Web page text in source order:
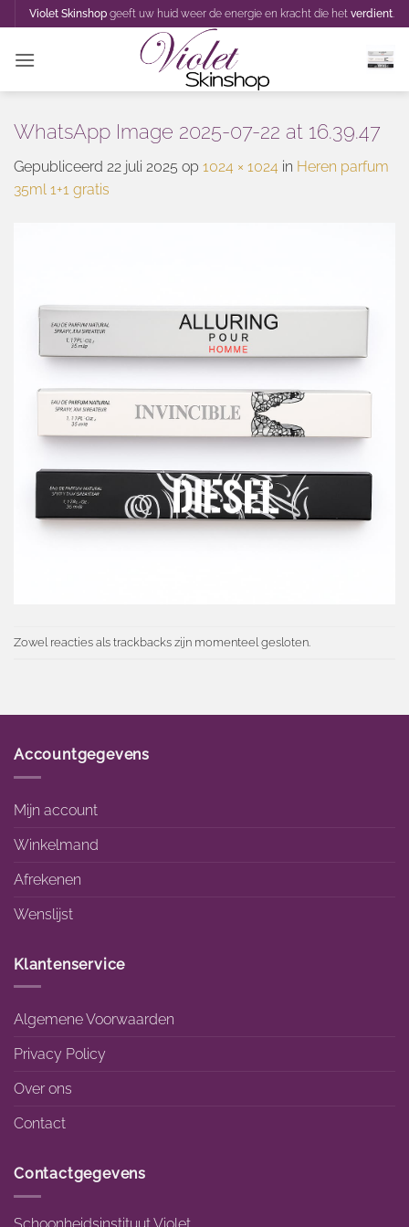
naar
inhoud
Violet Skinshopgeeft uw huid weer de energie en kracht die het verdient.
WhatsApp Image 2025-07-22 at 16.39.47
Gepubliceerd 22 juli 2025 op 1024 × 1024 in Heren parfum
35ml 1+1 gratis
Zowel reacties als trackbacks zijn momenteel gesloten.
Accountgegevens
Mijn account
Winkelmand
Afrekenen
Wenslijst
Klantenservice
Algemene Voorwaarden
Privacy Policy
Over ons
Contact
Contactgegevens